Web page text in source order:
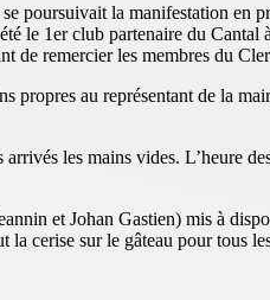
poursuivait la manifestation en
le 1er club partenaire du
de remercier les membres du
au représentant de la
les mains vides. L’heure
et Johan Gastien) mis à
la cerise sur le gâteau pour tous